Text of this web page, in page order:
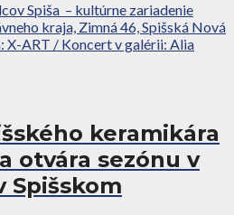
Spiša – kultúrne zariadenie
kraja, Zimná 46, Spišská Nová
X-ART / Koncert v galérii: Alia
keramikára
otvára sezónu v
Spišskom